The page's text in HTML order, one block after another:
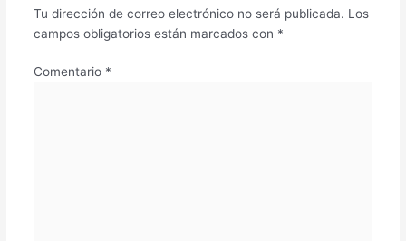
Tu dirección de correo electrónico no será publicada. Los
campos obligatorios están marcados con *
Comentario *